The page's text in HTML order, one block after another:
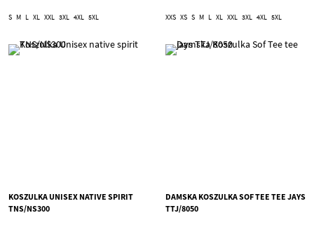
S M L XL XXL 3XL 4XL 5XL XXS XS S M L XL XXL 3XL 4XL 5XL
KOSZULKA UNISEX NATIVE SPIRIT
TNS/NS300
DAMSKA KOSZULKA SOF TEE TEE JAYS
TTJ/8050